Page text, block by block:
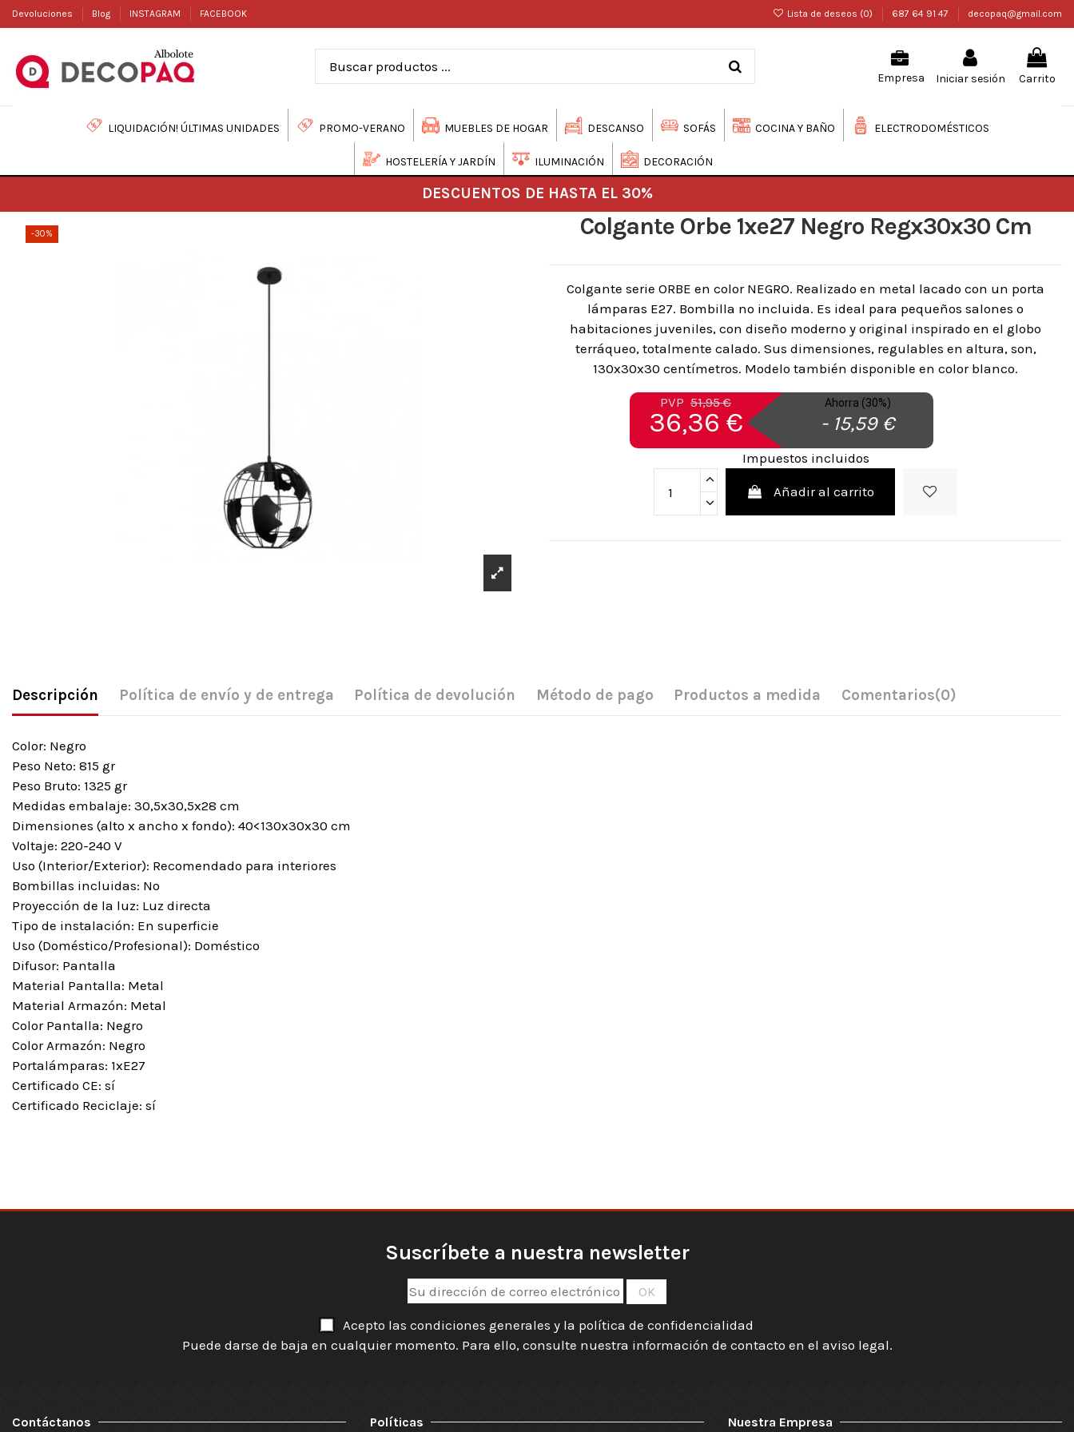
Devoluciones Blog INSTAGRAM FACEBOOK Lista de deseos (0) 687 64 91 47 decopaq@gmail.com
Empresa Iniciar sesión Carrito
LIQUIDACIÓN! ÚLTIMAS UNIDADES PROMO-VERANO MUEBLES DE HOGAR DESCANSO SOFÁS COCINA Y BAÑO ELECTRODOMÉSTICOS
HOSTELERÍA Y JARDÍN ILUMINACIÓN DECORACIÓN
DESCUENTOS DE HASTA EL 30%
-30% Colgante Orbe 1xe27 Negro Regx30x30 Cm
Colgante serie ORBE en color NEGRO. Realizado en metal lacado con un porta
lámparas E27. Bombilla no incluida. Es ideal para pequeños salones o
habitaciones juveniles, con diseño moderno y original inspirado en el globo
terráqueo, totalmente calado. Sus dimensiones, regulables en altura, son,
130x30x30 centímetros. Modelo también disponible en color blanco.
PVP 51,95 €
36,36 €
Ahorra (30%)
- 15,59 €
Impuestos incluidos
Añadir al carrito
Descripción Política de envío y de entrega Política de devolución Método de pago Productos a medida Comentarios(0)
Color: Negro
Peso Neto: 815 gr
Peso Bruto: 1325 gr
Medidas embalaje: 30,5x30,5x28 cm
Dimensiones (alto x ancho x fondo): 40<130x30x30 cm
Voltaje: 220-240 V
Uso (Interior/Exterior): Recomendado para interiores
Bombillas incluidas: No
Proyección de la luz: Luz directa
Tipo de instalación: En superficie
Uso (Doméstico/Profesional): Doméstico
Difusor: Pantalla
Material Pantalla: Metal
Material Armazón: Metal
Color Pantalla: Negro
Color Armazón: Negro
Portalámparas: 1xE27
Certificado CE: sí
Certificado Reciclaje: sí
Suscríbete a nuestra newsletter
Acepto las condiciones generales y la política de confidencialidad
Puede darse de baja en cualquier momento. Para ello, consulte nuestra información de contacto en el aviso legal.
Contáctanos Políticas Nuestra Empresa